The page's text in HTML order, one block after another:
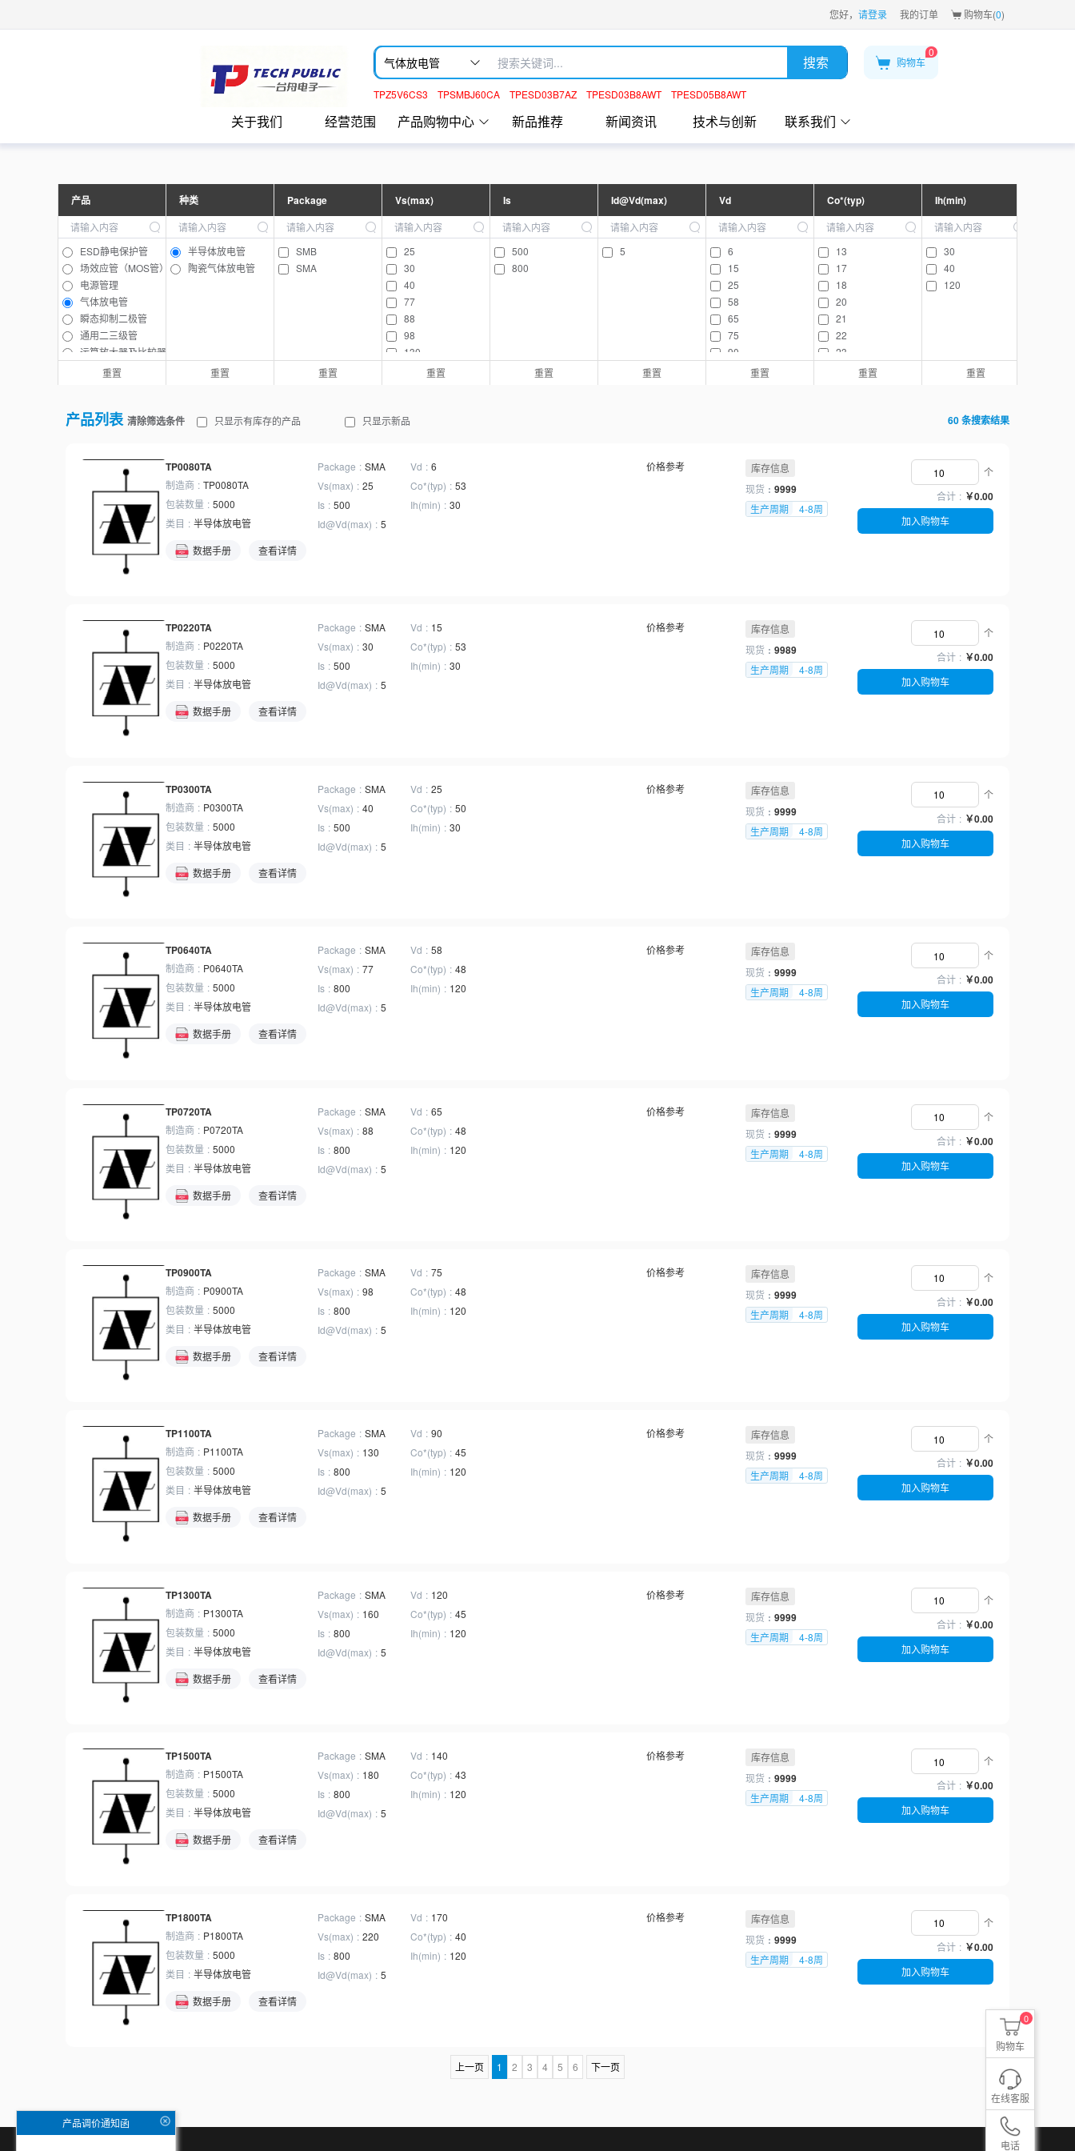
您好， 请登录 我的订单 购物车(0)
台舟电子商城
气体放电管 搜索
TPZ5V6CS3 TPSMBJ60CA TPESD03B7AZ TPESD03B8AWT TPESD05B8AWT
购物车
0
关于我们 经营范围 产品购物中心 新品推荐 新闻资讯 技术与创新 联系我们
产品
ESD静电保护管
场效应管（MOS管）
电源管理
气体放电管
瞬态抑制二极管
通用二三级管
运算放大器及比较器
开关芯片及接口芯片
存储器
重置
种类
半导体放电管
陶瓷气体放电管
重置
Package
SMB
SMA
重置
Vs(max)
25
30
40
77
88
98
130
260
400
530
550
重置
Is
500
800
重置
Id@Vd(max)
5
重置
Vd
6
15
25
58
65
75
90
重置
Co*(typ)
13
17
18
20
21
22
23
重置
Ih(min)
30
40
120
重置
产品列表 清除筛选条件 只显示有库存的产品 只显示新品 60 条搜索结果
TP0080TA
制造商
TP0080TA
包装数量
5000
类目
半导体放电管
数据手册
查看详情
Package
SMA
Vs(max)
25
Is
500
Id@Vd(max)
5
Vd
6
Co*(typ)
53
Ih(min)
30
价格参考
库存信息
现货
9999
生产周期 4-8周
个
合计
￥0.00
加入购物车
TP0220TA
制造商
P0220TA
包装数量
5000
类目
半导体放电管
数据手册
查看详情
Package
SMA
Vs(max)
30
Is
500
Id@Vd(max)
5
Vd
15
Co*(typ)
53
Ih(min)
30
价格参考
库存信息
现货
9989
生产周期 4-8周
个
合计
￥0.00
加入购物车
TP0300TA
制造商
P0300TA
包装数量
5000
类目
半导体放电管
数据手册
查看详情
Package
SMA
Vs(max)
40
Is
500
Id@Vd(max)
5
Vd
25
Co*(typ)
50
Ih(min)
30
价格参考
库存信息
现货
9999
生产周期 4-8周
个
合计
￥0.00
加入购物车
TP0640TA
制造商
P0640TA
包装数量
5000
类目
半导体放电管
数据手册
查看详情
Package
SMA
Vs(max)
77
Is
800
Id@Vd(max)
5
Vd
58
Co*(typ)
48
Ih(min)
120
价格参考
库存信息
现货
9999
生产周期 4-8周
个
合计
￥0.00
加入购物车
TP0720TA
制造商
P0720TA
包装数量
5000
类目
半导体放电管
数据手册
查看详情
Package
SMA
Vs(max)
88
Is
800
Id@Vd(max)
5
Vd
65
Co*(typ)
48
Ih(min)
120
价格参考
库存信息
现货
9999
生产周期 4-8周
个
合计
￥0.00
加入购物车
TP0900TA
制造商
P0900TA
包装数量
5000
类目
半导体放电管
数据手册
查看详情
Package
SMA
Vs(max)
98
Is
800
Id@Vd(max)
5
Vd
75
Co*(typ)
48
Ih(min)
120
价格参考
库存信息
现货
9999
生产周期 4-8周
个
合计
￥0.00
加入购物车
TP1100TA
制造商
P1100TA
包装数量
5000
类目
半导体放电管
数据手册
查看详情
Package
SMA
Vs(max)
130
Is
800
Id@Vd(max)
5
Vd
90
Co*(typ)
45
Ih(min)
120
价格参考
库存信息
现货
9999
生产周期 4-8周
个
合计
￥0.00
加入购物车
TP1300TA
制造商
P1300TA
包装数量
5000
类目
半导体放电管
数据手册
查看详情
Package
SMA
Vs(max)
160
Is
800
Id@Vd(max)
5
Vd
120
Co*(typ)
45
Ih(min)
120
价格参考
库存信息
现货
9999
生产周期 4-8周
个
合计
￥0.00
加入购物车
TP1500TA
制造商
P1500TA
包装数量
5000
类目
半导体放电管
数据手册
查看详情
Package
SMA
Vs(max)
180
Is
800
Id@Vd(max)
5
Vd
140
Co*(typ)
43
Ih(min)
120
价格参考
库存信息
现货
9999
生产周期 4-8周
个
合计
￥0.00
加入购物车
TP1800TA
制造商
P1800TA
包装数量
5000
类目
半导体放电管
数据手册
查看详情
Package
SMA
Vs(max)
220
Is
800
Id@Vd(max)
5
Vd
170
Co*(typ)
40
Ih(min)
120
价格参考
库存信息
现货
9999
生产周期 4-8周
个
合计
￥0.00
加入购物车
上一页 1 2 3 4 5 6 下一页
购物车
0
在线客服
电话
产品调价通知函